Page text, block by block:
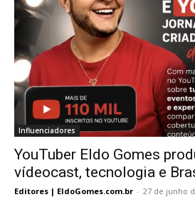
Influenciadores
YouTuber Eldo Gomes
vídeocast, tecnologia e
Editores | EldoGomes.com.br - 27 de junho